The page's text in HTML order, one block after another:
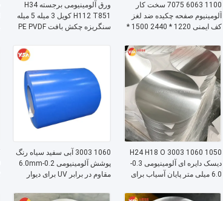
ورق آلومینیومی برجسته H34
H112 T851 کویل 3 میله 5 میله
سنگریزه چکش بافت PE PVDF
1100 6063 7075 سخت کار
آلومینیوم صفحه چکیده ضد لغز
کف ایمنی 1220 * 2440 1500 *
برای رمپ جعبه ابزار استفاده
ساختاری در خارج از خانه
1060 3003 آبی سفید سیاه رنگ
پوشش آلومینیومی 0.2-6.0mm
مقاوم در برابر UV برای دیوار
پوشاندن مبلمان
1050 1060 3003 H24 H18 O
دیسک دایره ای آلومینیومی 0.3-
6.0 میلی متر پایان آسیاب برای
آشپزخانه واشر محافظ حرارتی